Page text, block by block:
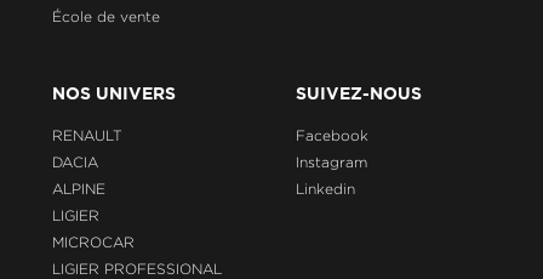
MICHEL
École de vente
NOS UNIVERS
RENAULT
DACIA
ALPINE
LIGIER
MICROCAR
LIGIER PROFESSIONAL
SUIVEZ-NOUS
Facebook
Instagram
Linkedin